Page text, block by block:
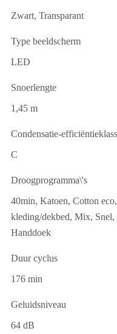
Zwart, Transparant
Type beeldscherm
LED
Snoerlengte
1,45 m
Condensatie-
C
Droogprogramma\'s
40min, Katoen, Cotton
kleding/dekbed, Mix,
Handdoek
Duur cyclus
176 min
Geluidsniveau
64 dB